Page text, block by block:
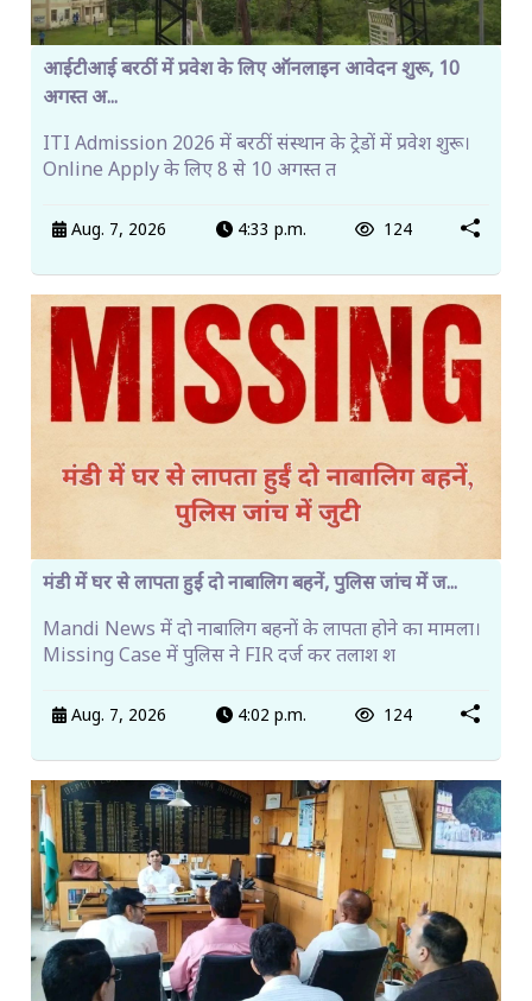
आईटीआई बरठीं में प्रवेश के लिए ऑनलाइन आवेदन शुरू, 10
अगस्त अ...
ITI Admission 2026 में बरठीं संस्थान के ट्रेडों में प्रवेश शुरू।
Online Apply के लिए 8 से 10 अगस्त त
Aug. 7, 2026 4:33 p.m. 124
मंडी में घर से लापता हुईं दो नाबालिग बहनें, पुलिस जांच में ज...
Mandi News में दो नाबालिग बहनों के लापता होने का मामला।
Missing Case में पुलिस ने FIR दर्ज कर तलाश श
Aug. 7, 2026 4:02 p.m. 124